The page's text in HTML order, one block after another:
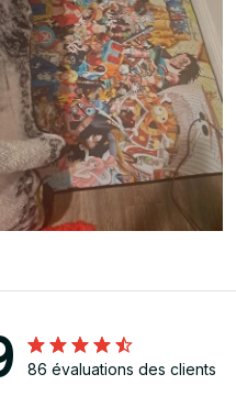
86 évaluations des clients